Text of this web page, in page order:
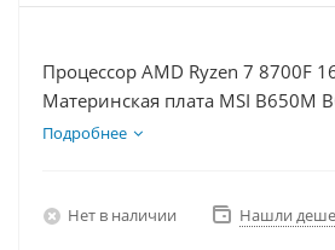
Процессор AMD Ryzen 7 8700F
Материнская плата MSI B650M
Видеокарта RTX 5080 16Гб,
Подробнее
Нет в наличии Нашли